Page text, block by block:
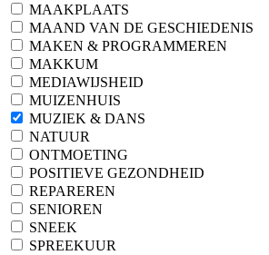
MAAKPLAATS
MAAND VAN DE GESCHIEDENIS
MAKEN & PROGRAMMEREN
MAKKUM
MEDIAWIJSHEID
MUIZENHUIS
MUZIEK & DANS
NATUUR
ONTMOETING
POSITIEVE GEZONDHEID
REPAREREN
SENIOREN
SNEEK
SPREEKUUR